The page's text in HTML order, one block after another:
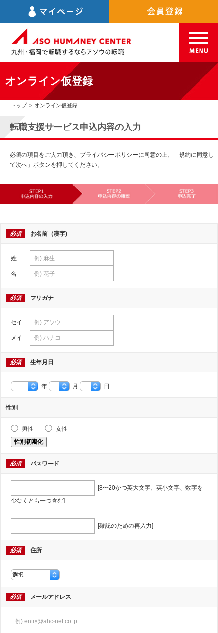
オンライン仮登録
トップ > オンライン仮登録
転職支援サービス申込内容の入力
必須の項目をご入力頂き、プライバシーポリシーに同意の上、「規約に同意し
て次へ」ボタンを押してください。
必須 お名前（漢字)
姓
名
必須 フリガナ
セイ
メイ
必須 生年月日
年 月 日
性別
男性
女性
性別初期化
必須 パスワード
[8〜20かつ英大文字、英小文字、数字を
少なくとも一つ含む]
[確認のための再入力]
必須 住所
必須 メールアドレス